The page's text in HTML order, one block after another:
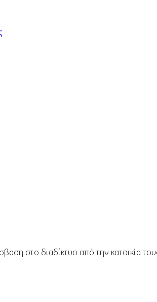
στο διαδίκτυο από την κατοικία